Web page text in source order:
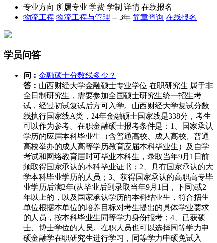
专业方向 所属专业 学费 学制 详情 在线报名
物流工程 物流工程与管理 -- 3年 简章查询 在线报名
学员问答
问： 金融硕士分数线多少？
答： 山西财经大学金融硕士专业学位 在职研究生 属于非
全日制研究生，需要参加全国硕士研究生统一招生考
试，经过初试复试后方可入学。山西财经大学复试分数
线执行国家线A类，24年金融硕士国家线是338分，考生
可以作为参考。在职金融硕士报考条件是：1、国家承认
学历的应届本科毕业生（含普通高校、成人高校、普通
高校举办的成人高等学历教育应届本科毕业生）及自学
考试和网络教育届时可毕业本科生，录取当年9月1日前
须取得国家承认的本科毕业证书；2、具有国家承认的大
学本科毕业学历的人员；3、获得国家承认的高职高专毕
业学历后满2年(从毕业后到录取当年9月1日，下同)或2
年以上的，以及国家承认学历的本科结业生，符合招生
单位根据本单位的培养目标对考生提出的具体学业要求
的人员，按本科毕业生同等学力身份报考；4、已获硕
士、博士学位的人员。在职人员也可以选择同等学力申
硕金融学在职研究生进行学习，同等学力申硕免试入